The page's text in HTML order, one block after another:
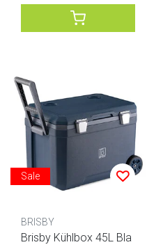
Sale
BRISBY
Brisby Kühlbox 45L Bla